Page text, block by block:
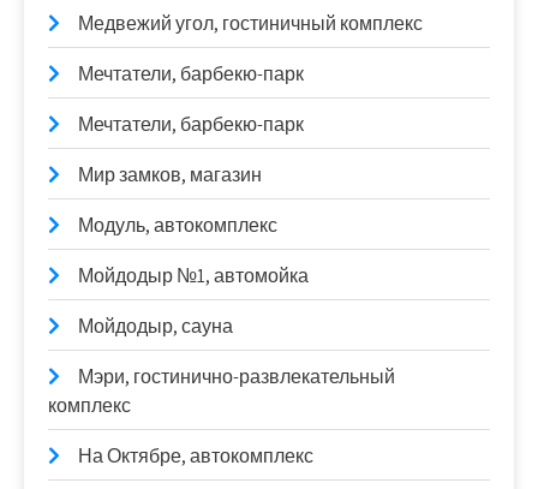
Медвежий угол, гостиничный комплекс
Мечтатели, барбекю-парк
Мечтатели, барбекю-парк
Мир замков, магазин
Модуль, автокомплекс
Мойдодыр №1, автомойка
Мойдодыр, сауна
Мэри, гостинично-развлекательный
комплекс
На Октябре, автокомплекс